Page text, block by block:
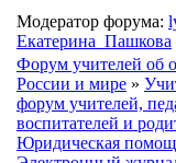
Модератор форума:
Екатерина_Пашкова
Форум учителей об
России и мире »
форум учителей,
воспитателей и
Юридическая